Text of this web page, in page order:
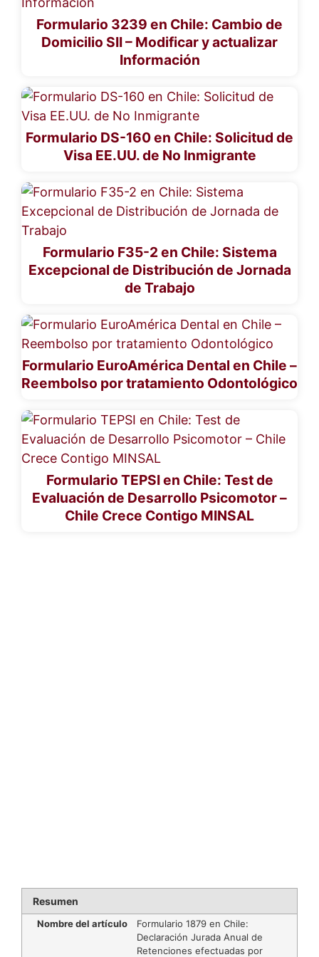
Formulario 3239 en Chile: Cambio de
Domicilio SII – Modificar y actualizar
Información
Formulario DS-160 en Chile: Solicitud de
Visa EE.UU. de No Inmigrante
Formulario F35-2 en Chile: Sistema
Excepcional de Distribución de Jornada
de Trabajo
Formulario EuroAmérica Dental en Chile –
Reembolso por tratamiento Odontológico
Formulario TEPSI en Chile: Test de
Evaluación de Desarrollo Psicomotor –
Chile Crece Contigo MINSAL
Resumen
Nombre del artículo
Formulario 1879 en Chile:
Declaración Jurada Anual de
Retenciones efectuadas por